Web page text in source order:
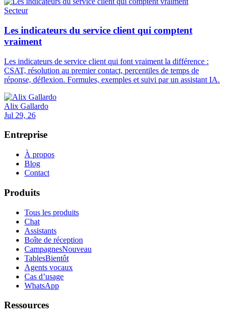
Secteur
Les indicateurs du service client qui comptent
vraiment
Les indicateurs de service client qui font vraiment la différence :
CSAT, résolution au premier contact, percentiles de temps de
réponse, déflexion. Formules, exemples et suivi par un assistant IA.
Alix Gallardo
Jul 29, 26
Entreprise
À propos
Blog
Contact
Produits
Tous les produits
Chat
Assistants
Boîte de réception
CampagnesNouveau
TablesBientôt
Agents vocaux
Cas d’usage
WhatsApp
Ressources